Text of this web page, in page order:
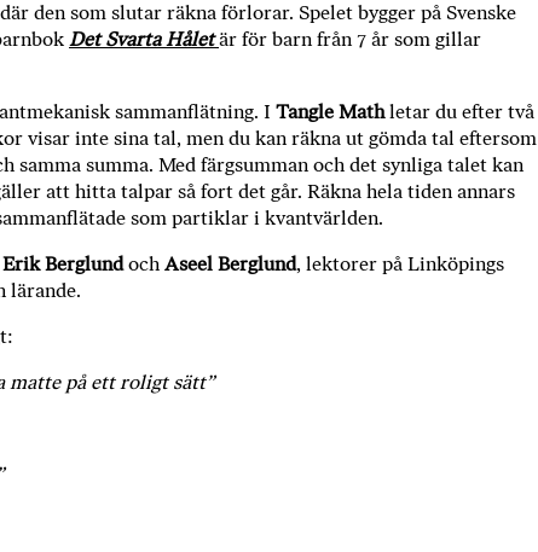
t
e
,
k
ö
p
b
c
o
den som slutar räkna förlorar. Spelet bygger på Svenske
Det Svarta Hålet är för barn från 7 år som gillar
sammanflätning. I Tangle Mathletar du efter två
visar inte sina tal, men du kan räkna ut gömda tal eftersom
samma summa. Med färgsumman och det synliga talet kan
att hitta talpar så fort det går. Räkna hela tiden annars
som partiklar i kvantvärlden.
Erik Berglundoch Aseel Berglund, lektorer på Linköpings
lärande.
matte på ett roligt sätt”